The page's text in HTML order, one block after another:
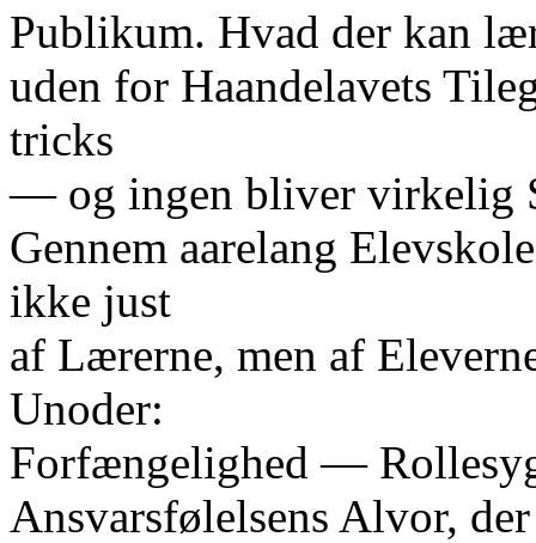
Publikum. Hvad der kan
uden for Haandelavets
tricks
— og ingen bliver virkelig
Gennem aarelang
ikke just
af Lærerne, men af
Unoder:
Forfængelighed —
Ansvarsfølelsens Alvor,